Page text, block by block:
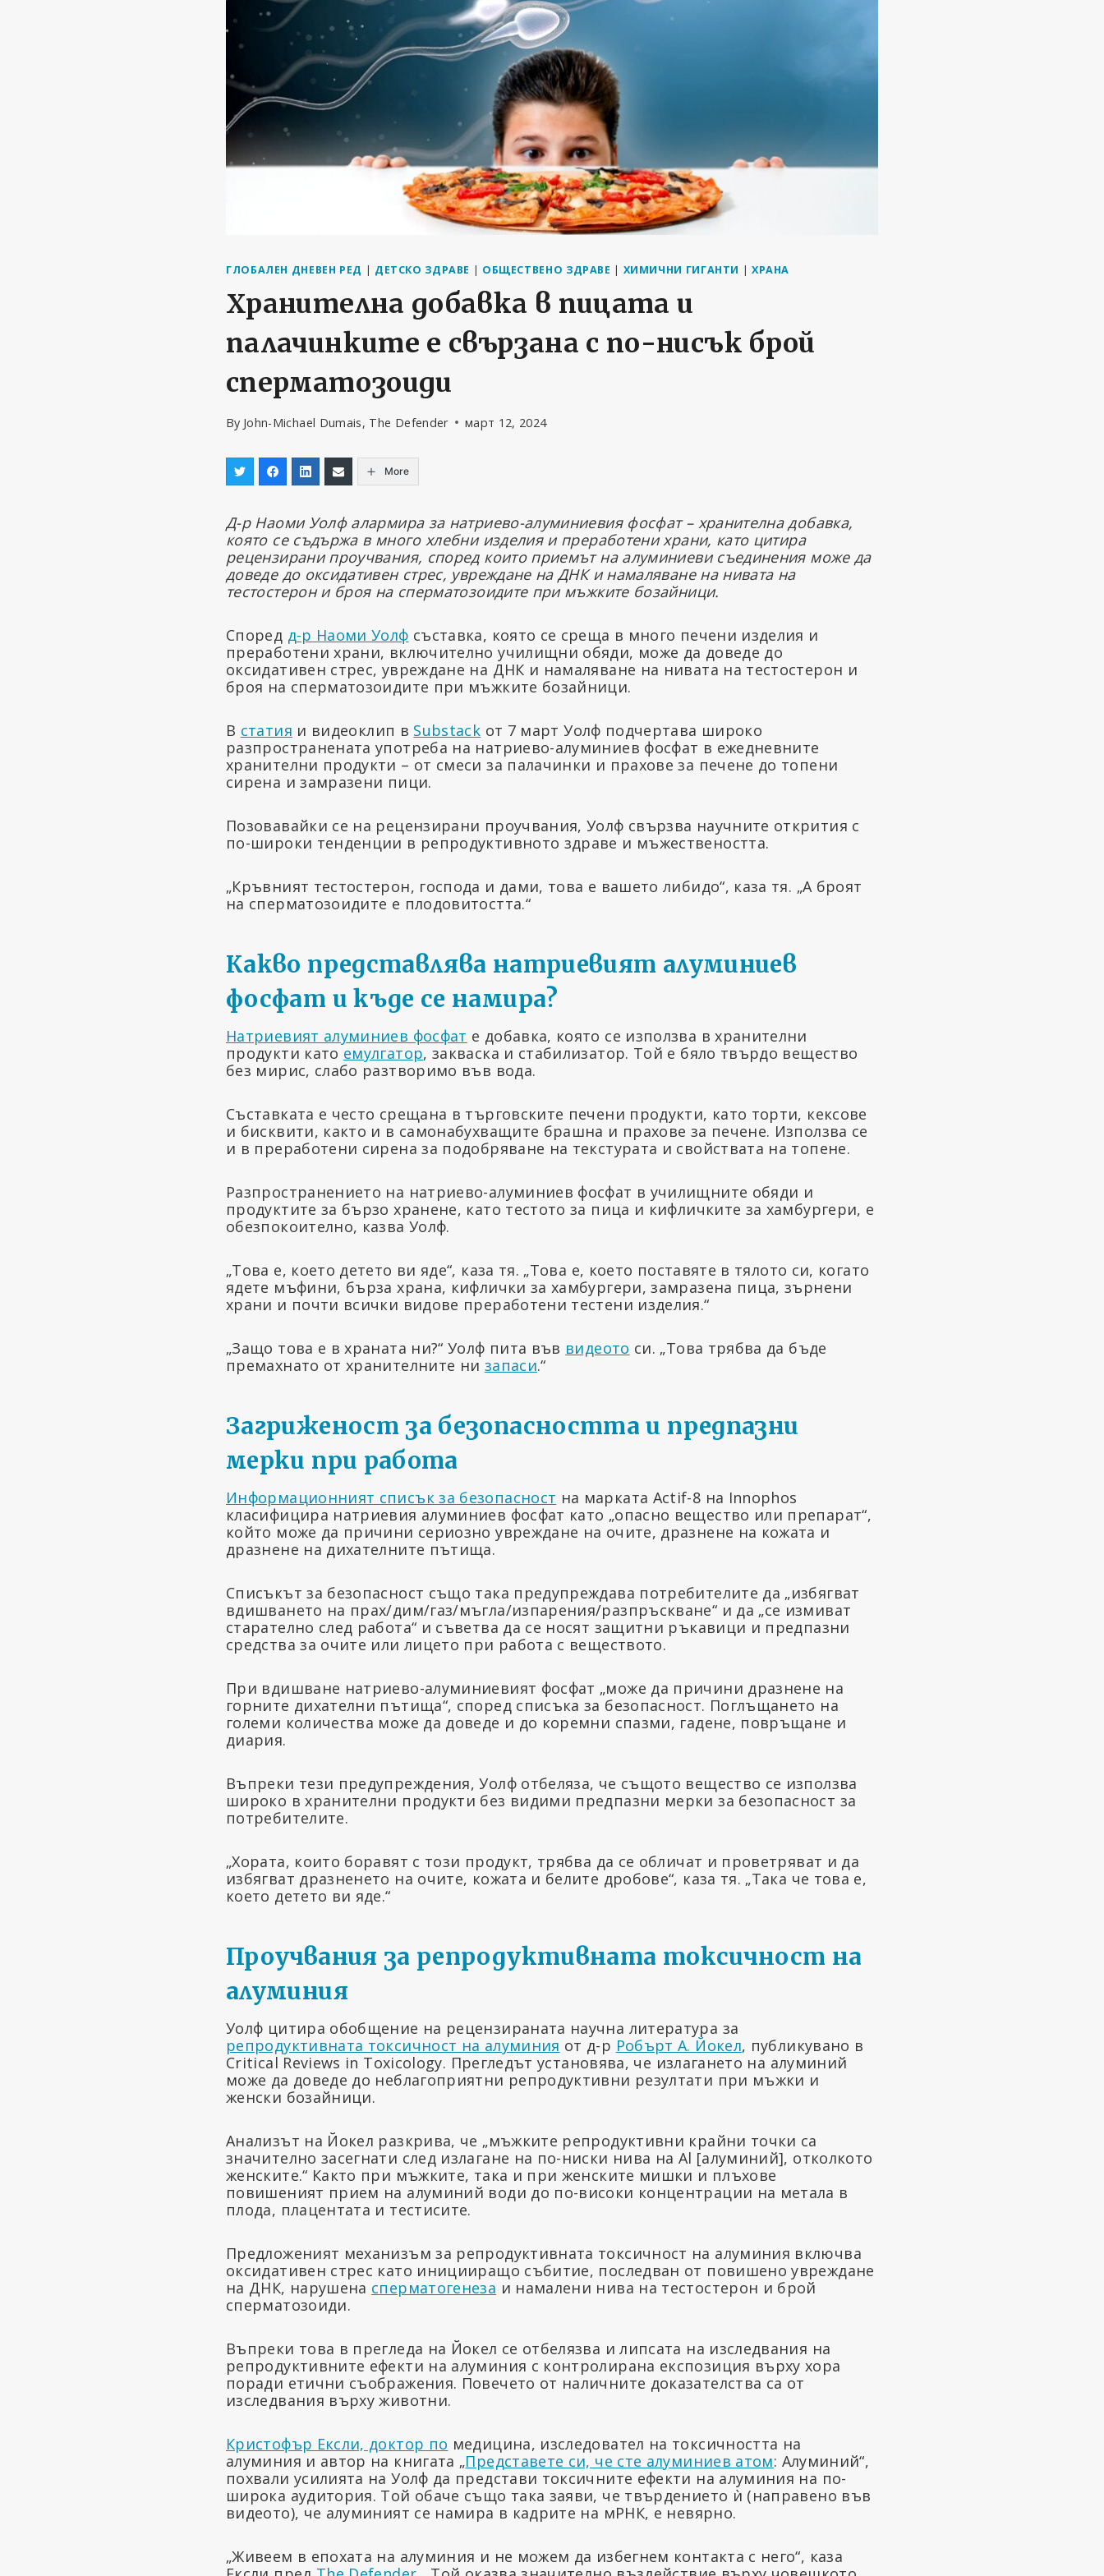
ГЛОБАЛЕН ДНЕВЕН РЕД | ДЕТСКО ЗДРАВЕ | ОБЩЕСТВЕНО ЗДРАВЕ | ХИМИЧНИ ГИГАНТИ | ХРАНА
Хранителна добавка в пицата и
палачинките е свързана с по-нисък брой
сперматозоиди
By John-Michael Dumais, The Defender март 12, 2024
More
Д-р Наоми Уолф алармира за натриево-алуминиевия фосфат – хранителна добавка,
която се съдържа в много хлебни изделия и преработени храни, като цитира
рецензирани проучвания, според които приемът на алуминиеви съединения може да
доведе до оксидативен стрес, увреждане на ДНК и намаляване на нивата на
тестостерон и броя на сперматозоидите при мъжките бозайници.
Според д-р Наоми Уолф съставка, която се среща в много печени изделия и
преработени храни, включително училищни обяди, може да доведе до
оксидативен стрес, увреждане на ДНК и намаляване на нивата на тестостерон и
броя на сперматозоидите при мъжките бозайници.
В статия и видеоклип в Substack от 7 март Уолф подчертава широко
разпространената употреба на натриево-алуминиев фосфат в ежедневните
хранителни продукти – от смеси за палачинки и прахове за печене до топени
сирена и замразени пици.
Позовавайки се на рецензирани проучвания, Уолф свързва научните открития с
по-широки тенденции в репродуктивното здраве и мъжествеността.
„Кръвният тестостерон, господа и дами, това е вашето либидо“, каза тя. „А броят
на сперматозоидите е плодовитостта.“
Какво представлява натриевият алуминиев
фосфат и къде се намира?
Натриевият алуминиев фосфат е добавка, която се използва в хранителни
продукти като емулгатор, закваска и стабилизатор. Той е бяло твърдо вещество
без мирис, слабо разтворимо във вода.
Съставката е често срещана в търговските печени продукти, като торти, кексове
и бисквити, както и в самонабухващите брашна и прахове за печене. Използва се
и в преработени сирена за подобряване на текстурата и свойствата на топене.
Разпространението на натриево-алуминиев фосфат в училищните обяди и
продуктите за бързо хранене, като тестото за пица и кифличките за хамбургери, е
обезпокоително, казва Уолф.
„Това е, което детето ви яде“, каза тя. „Това е, което поставяте в тялото си, когато
ядете мъфини, бърза храна, кифлички за хамбургери, замразена пица, зърнени
храни и почти всички видове преработени тестени изделия.“
„Защо това е в храната ни?“ Уолф пита във видеото си. „Това трябва да бъде
премахнато от хранителните ни запаси.“
Загриженост за безопасността и предпазни
мерки при работа
Информационният списък за безопасност на марката Actif-8 на Innophos
класифицира натриевия алуминиев фосфат като „опасно вещество или препарат“,
който може да причини сериозно увреждане на очите, дразнене на кожата и
дразнене на дихателните пътища.
Списъкът за безопасност също така предупреждава потребителите да „избягват
вдишването на прах/дим/газ/мъгла/изпарения/разпръскване“ и да „се измиват
старателно след работа“ и съветва да се носят защитни ръкавици и предпазни
средства за очите или лицето при работа с веществото.
При вдишване натриево-алуминиевият фосфат „може да причини дразнене на
горните дихателни пътища“, според списъка за безопасност. Поглъщането на
големи количества може да доведе и до коремни спазми, гадене, повръщане и
диария.
Въпреки тези предупреждения, Уолф отбеляза, че същото вещество се използва
широко в хранителни продукти без видими предпазни мерки за безопасност за
потребителите.
„Хората, които боравят с този продукт, трябва да се обличат и проветряват и да
избягват дразненето на очите, кожата и белите дробове“, каза тя. „Така че това е,
което детето ви яде.“
Проучвания за репродуктивната токсичност на
алуминия
Уолф цитира обобщение на рецензираната научна литература за
репродуктивната токсичност на алуминия от д-р Робърт А. Йокел, публикувано в
Critical Reviews in Toxicology. Прегледът установява, че излагането на алуминий
може да доведе до неблагоприятни репродуктивни резултати при мъжки и
женски бозайници.
Анализът на Йокел разкрива, че „мъжките репродуктивни крайни точки са
значително засегнати след излагане на по-ниски нива на Al [алуминий], отколкото
женските.“ Както при мъжките, така и при женските мишки и плъхове
повишеният прием на алуминий води до по-високи концентрации на метала в
плода, плацентата и тестисите.
Предложеният механизъм за репродуктивната токсичност на алуминия включва
оксидативен стрес като иницииращо събитие, последван от повишено увреждане
на ДНК, нарушена сперматогенеза и намалени нива на тестостерон и брой
сперматозоиди.
Въпреки това в прегледа на Йокел се отбелязва и липсата на изследвания на
репродуктивните ефекти на алуминия с контролирана експозиция върху хора
поради етични съображения. Повечето от наличните доказателства са от
изследвания върху животни.
Кристофър Ексли, доктор по медицина, изследовател на токсичността на
алуминия и автор на книгата „Представете си, че сте алуминиев атом: Алуминий“,
похвали усилията на Уолф да представи токсичните ефекти на алуминия на по-
широка аудитория. Той обаче също така заяви, че твърдението ѝ (направено във
видеото), че алуминият се намира в кадрите на мРНК, е невярно.
„Живеем в епохата на алуминия и не можем да избегнем контакта с него“, каза